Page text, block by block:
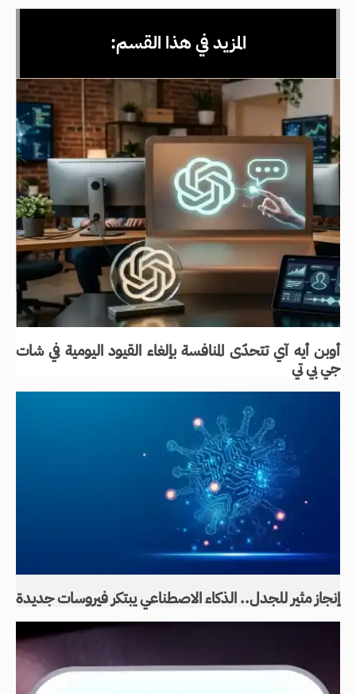
المزيد في هذا القسم:
أوبن أيه آي تتحدّى المنافسة بإلغاء القيود اليومية في شات
جي بي تي
إنجاز مثير للجدل.. الذكاء الاصطناعي يبتكر فيروسات جديدة